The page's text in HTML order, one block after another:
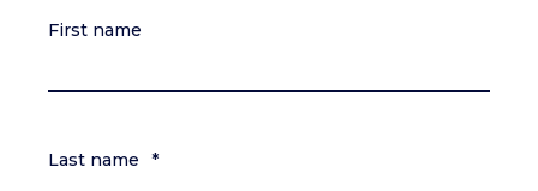
First name
Last name *